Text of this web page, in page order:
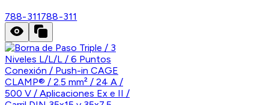
788-311788-311